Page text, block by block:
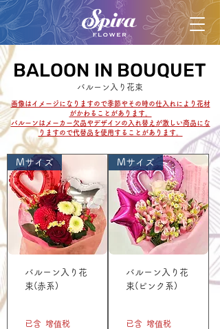
BALOON IN BOUQUET
BALOON IN BOUQUET
バルーン入り花束
​画像はイメージになりますので季節やその時の仕入れにより花材
がかわることがあります。
​バルーンはメーカー欠品やデザインの入れ替えが激しい商品にな
りますので代替品を使用することがあります。
Mサイズ
バルーン入り花
束(赤系)
已含 增值税
Mサイズ
バルーン入り花
束(ピンク系)
已含 增值税